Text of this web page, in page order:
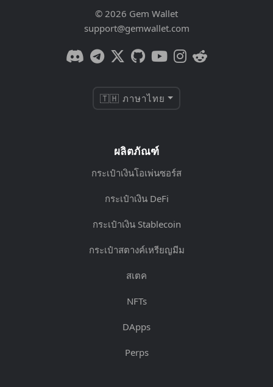
© 2026 Gem Wallet
support@gemwallet.com
🇹🇭 ภาษาไทย
ผลิตภัณฑ์
กระเป๋าเงินโอเพ่นซอร์ส
กระเป๋าเงิน DeFi
กระเป๋าเงิน Stablecoin
กระเป๋าสตางค์เหรียญมีม
สเตค
NFTs
DApps
Perps